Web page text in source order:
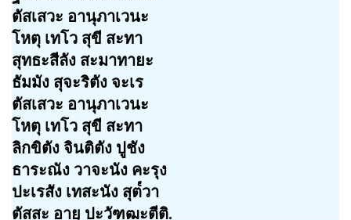
ตัสเสวะ อานุภาเวนะ
โหตุ เทโว สุขี สะทา
สุทธะสีลัง สะมาทายะ
ธัมมัง สุจะริตัง จะเร
ตัสเสวะ อานุภาเวนะ
โหตุ เทโว สุขี สะทา
ลิกขิตัง จินติตัง ปูชัง
ธาระณัง วาจะนัง คะรุง
ปะเรสัง เทสะนัง สุต๎วา
ตัสสะ อายุ ปะวัฑฒะตีติ.